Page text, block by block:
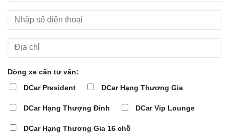
Dòng xe cần tư vấn:
DCar President
DCar Hạng Thương Gia
DCar Hạng Thượng Đỉnh DCar Vip Lounge
DCar Hạng Thương Gia 16 chỗ